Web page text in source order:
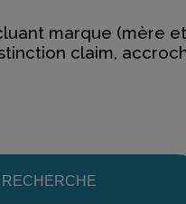
marque (mère et
claim,